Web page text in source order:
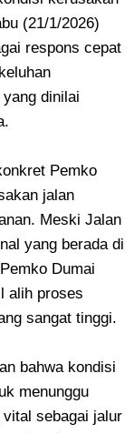
(21/1/2026)
respons cepat
dinilai
Pemko
jalan
Meski Jalan
yang berada di
Dumai
alih proses
sangat tinggi.
bahwa kondisi
menunggu
sebagai jalur